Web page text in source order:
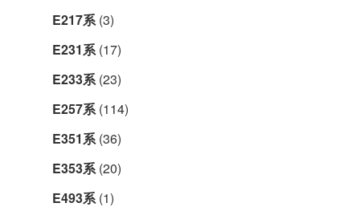
E217系(3)
E231系(17)
E233系(23)
E257系(114)
E351系(36)
E353系(20)
E493系(1)